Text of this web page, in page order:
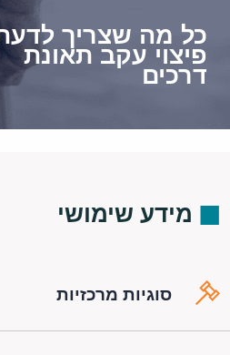
כל מה שצריך
פיצוי עקב תאונת
דרכים
מידע שימושי
סוגיות מרכזיות